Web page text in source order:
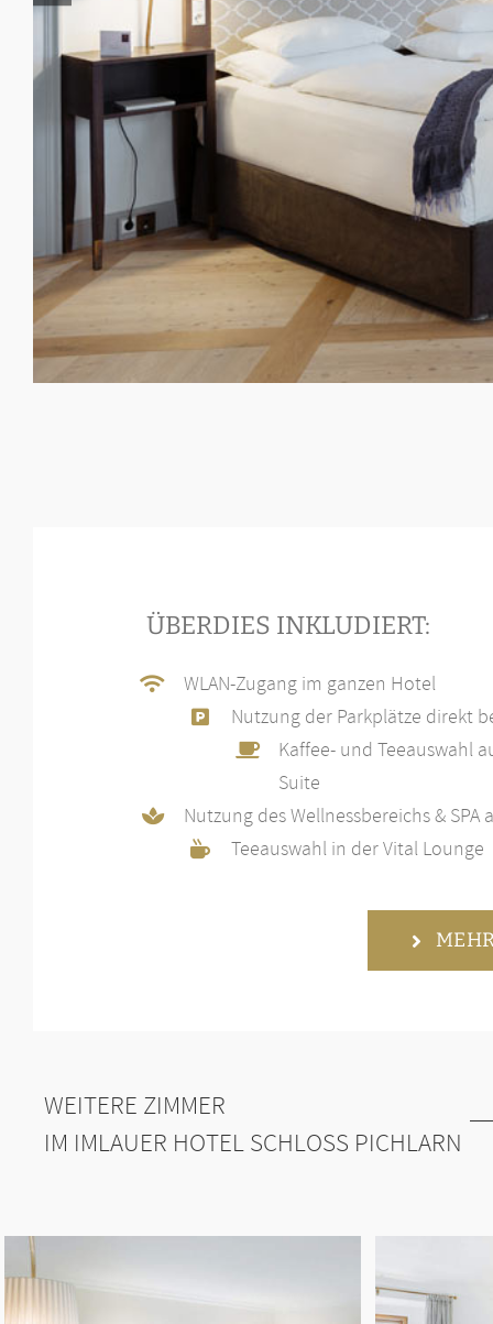
ÜBERDIES INKLUDIERT:
WLAN-Zugang im ganzen Hotel
Nutzung der Parkplätze direkt
Kaffee- und Teeauswahl
Suite
Nutzung des Wellnessbereichs & SPA
Teeauswahl in der Vital Lounge
WEITERE ZIMMER
IM IMLAUER HOTEL SCHLOSS PICHLARN